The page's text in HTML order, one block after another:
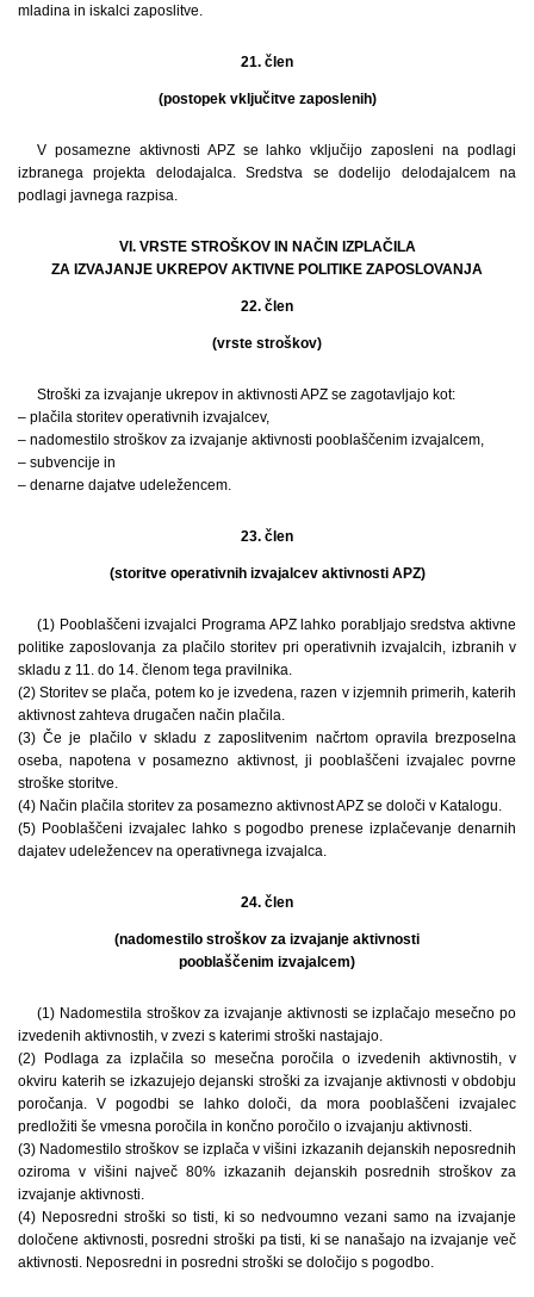
mladina in iskalci zaposlitve.
21. člen
(postopek vključitve zaposlenih)
V posamezne aktivnosti APZ se lahko vključijo zaposleni na podlagi
izbranega projekta delodajalca. Sredstva se dodelijo delodajalcem na
podlagi javnega razpisa.
VI. VRSTE STROŠKOV IN NAČIN IZPLAČILA
ZA IZVAJANJE UKREPOV AKTIVNE POLITIKE ZAPOSLOVANJA
22. člen
(vrste stroškov)
Stroški za izvajanje ukrepov in aktivnosti APZ se zagotavljajo kot:
– plačila storitev operativnih izvajalcev,
– nadomestilo stroškov za izvajanje aktivnosti pooblaščenim izvajalcem,
– subvencije in
– denarne dajatve udeležencem.
23. člen
(storitve operativnih izvajalcev aktivnosti APZ)
(1) Pooblaščeni izvajalci Programa APZ lahko porabljajo sredstva aktivne
politike zaposlovanja za plačilo storitev pri operativnih izvajalcih, izbranih v
skladu z 11. do 14. členom tega pravilnika.
(2) Storitev se plača, potem ko je izvedena, razen v izjemnih primerih, katerih
aktivnost zahteva drugačen način plačila.
(3) Če je plačilo v skladu z zaposlitvenim načrtom opravila brezposelna
oseba, napotena v posamezno aktivnost, ji pooblaščeni izvajalec povrne
stroške storitve.
(4) Način plačila storitev za posamezno aktivnost APZ se določi v Katalogu.
(5) Pooblaščeni izvajalec lahko s pogodbo prenese izplačevanje denarnih
dajatev udeležencev na operativnega izvajalca.
24. člen
(nadomestilo stroškov za izvajanje aktivnosti
pooblaščenim izvajalcem)
(1) Nadomestila stroškov za izvajanje aktivnosti se izplačajo mesečno po
izvedenih aktivnostih, v zvezi s katerimi stroški nastajajo.
(2) Podlaga za izplačila so mesečna poročila o izvedenih aktivnostih, v
okviru katerih se izkazujejo dejanski stroški za izvajanje aktivnosti v obdobju
poročanja. V pogodbi se lahko določi, da mora pooblaščeni izvajalec
predložiti še vmesna poročila in končno poročilo o izvajanju aktivnosti.
(3) Nadomestilo stroškov se izplača v višini izkazanih dejanskih neposrednih
oziroma v višini največ 80% izkazanih dejanskih posrednih stroškov za
izvajanje aktivnosti.
(4) Neposredni stroški so tisti, ki so nedvoumno vezani samo na izvajanje
določene aktivnosti, posredni stroški pa tisti, ki se nanašajo na izvajanje več
aktivnosti. Neposredni in posredni stroški se določijo s pogodbo.